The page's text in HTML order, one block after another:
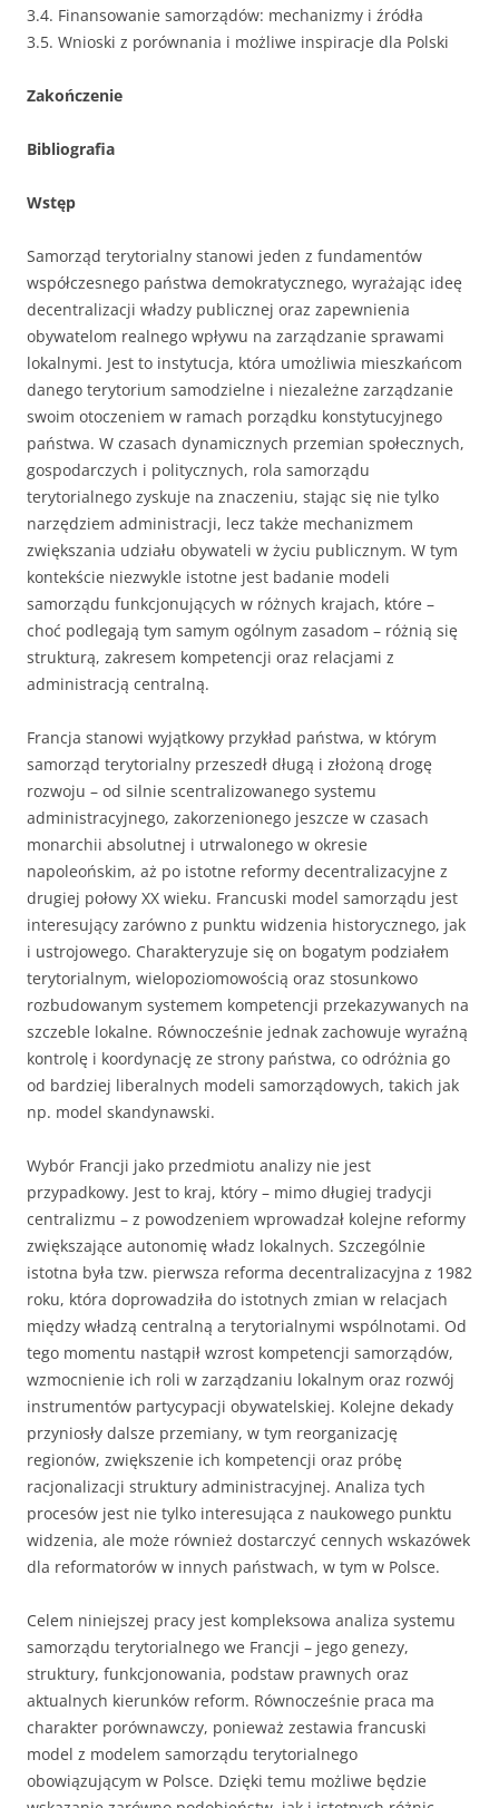
3.4. Finansowanie samorządów: mechanizmy i źródła
3.5. Wnioski z porównania i możliwe inspiracje dla Polski
Zakończenie
Bibliografia
Wstęp
Samorząd terytorialny stanowi jeden z fundamentów
współczesnego państwa demokratycznego, wyrażając ideę
decentralizacji władzy publicznej oraz zapewnienia
obywatelom realnego wpływu na zarządzanie sprawami
lokalnymi. Jest to instytucja, która umożliwia mieszkańcom
danego terytorium samodzielne i niezależne zarządzanie
swoim otoczeniem w ramach porządku konstytucyjnego
państwa. W czasach dynamicznych przemian społecznych,
gospodarczych i politycznych, rola samorządu
terytorialnego zyskuje na znaczeniu, stając się nie tylko
narzędziem administracji, lecz także mechanizmem
zwiększania udziału obywateli w życiu publicznym. W tym
kontekście niezwykle istotne jest badanie modeli
samorządu funkcjonujących w różnych krajach, które –
choć podlegają tym samym ogólnym zasadom – różnią się
strukturą, zakresem kompetencji oraz relacjami z
administracją centralną.
Francja stanowi wyjątkowy przykład państwa, w którym
samorząd terytorialny przeszedł długą i złożoną drogę
rozwoju – od silnie scentralizowanego systemu
administracyjnego, zakorzenionego jeszcze w czasach
monarchii absolutnej i utrwalonego w okresie
napoleońskim, aż po istotne reformy decentralizacyjne z
drugiej połowy XX wieku. Francuski model samorządu jest
interesujący zarówno z punktu widzenia historycznego, jak
i ustrojowego. Charakteryzuje się on bogatym podziałem
terytorialnym, wielopoziomowością oraz stosunkowo
rozbudowanym systemem kompetencji przekazywanych na
szczeble lokalne. Równocześnie jednak zachowuje wyraźną
kontrolę i koordynację ze strony państwa, co odróżnia go
od bardziej liberalnych modeli samorządowych, takich jak
np. model skandynawski.
Wybór Francji jako przedmiotu analizy nie jest
przypadkowy. Jest to kraj, który – mimo długiej tradycji
centralizmu – z powodzeniem wprowadzał kolejne reformy
zwiększające autonomię władz lokalnych. Szczególnie
istotna była tzw. pierwsza reforma decentralizacyjna z 1982
roku, która doprowadziła do istotnych zmian w relacjach
między władzą centralną a terytorialnymi wspólnotami. Od
tego momentu nastąpił wzrost kompetencji samorządów,
wzmocnienie ich roli w zarządzaniu lokalnym oraz rozwój
instrumentów partycypacji obywatelskiej. Kolejne dekady
przyniosły dalsze przemiany, w tym reorganizację
regionów, zwiększenie ich kompetencji oraz próbę
racjonalizacji struktury administracyjnej. Analiza tych
procesów jest nie tylko interesująca z naukowego punktu
widzenia, ale może również dostarczyć cennych wskazówek
dla reformatorów w innych państwach, w tym w Polsce.
Celem niniejszej pracy jest kompleksowa analiza systemu
samorządu terytorialnego we Francji – jego genezy,
struktury, funkcjonowania, podstaw prawnych oraz
aktualnych kierunków reform. Równocześnie praca ma
charakter porównawczy, ponieważ zestawia francuski
model z modelem samorządu terytorialnego
obowiązującym w Polsce. Dzięki temu możliwe będzie